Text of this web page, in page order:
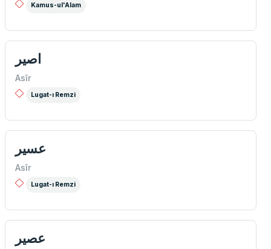
Kamus-ul'Alam
اصير
Asîr
Lugat-ı Remzi
عسیر
Asîr
Lugat-ı Remzi
عصير